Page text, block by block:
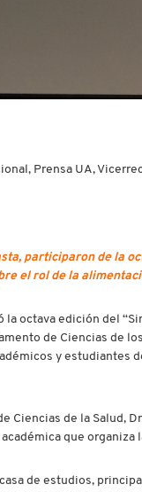
Prensa UA,
participaron de la
el rol de la
la octava edición del
de Ciencias de
y estudiantes
Ciencias de la Salud,
que organiza
de estudios,